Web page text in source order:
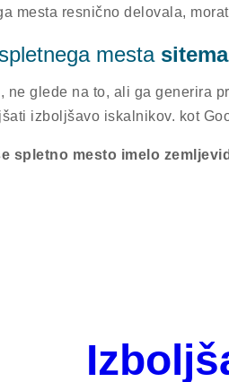
mesta resnično delovala,
mesta
ne glede na to, ali ga generira
izboljšavo iskalnikov. kot
spletno mesto imelo